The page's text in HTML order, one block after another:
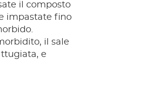
il composto
impastate fino
il sale
e